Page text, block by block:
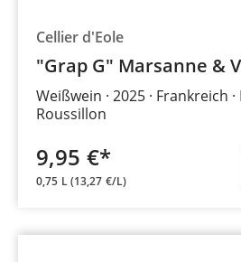
Cellier d'Eole
"Grap G" Marsanne &
Weißwein 2025 Frankreich
Roussillon
9,95 €*
0,75 L(13,27 €/L)